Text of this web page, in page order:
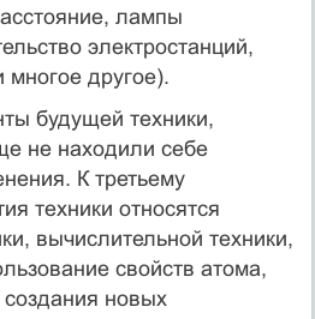
лампы
электростанций,
многое другое).
будущей техники,
не находили себе
К третьему
техники относятся
вычислительной техники,
свойств атома,
создания новых